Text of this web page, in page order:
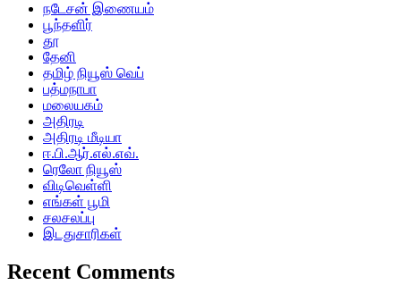
நடேசன் இணையம்
பூந்தளிர்
தூ
தேனி
தமிழ் நியூஸ் வெப்
பத்மநாபா
மலையகம்
அதிரடி
அதிரடி மீடியா
ஈ.பி.ஆர்.எல்.எவ்.
ரெலோ நியூஸ்
விடிவெள்ளி
எங்கள் பூமி
சலசலப்பு
இடதுசாரிகள்
Recent Comments